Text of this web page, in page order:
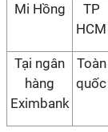
Mi Hồng
TP
HCM
Tại ngân
hàng
Eximbank
Toàn
quốc